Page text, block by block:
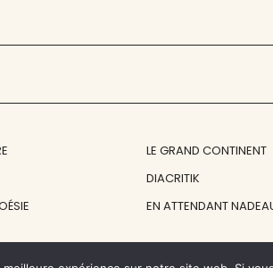
LE GRAND CONTINENT
DIACRITIK
EN ATTENDANT